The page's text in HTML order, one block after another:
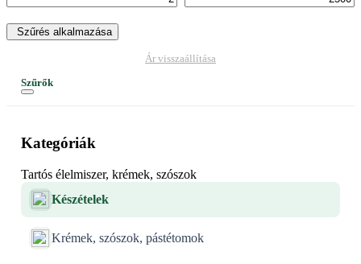
Szűrés alkalmazása
Ár visszaállítása
Szűrők
Kategóriák
Tartós élelmiszer, krémek, szószok
Készételek
Krémek, szószok, pástétomok